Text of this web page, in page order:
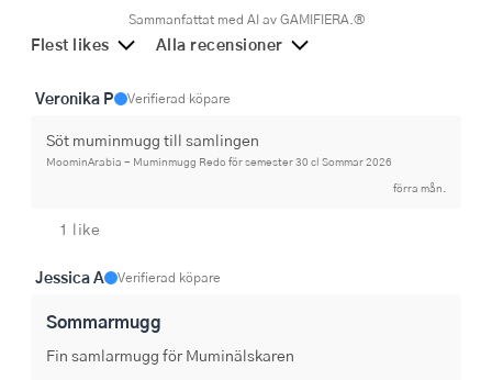
Sammanfattat med AI av GAMIFIERA.®
Flest likes Alla recensioner
Veronika P Verifierad köpare
Söt muminmugg till samlingen
MoominArabia - Muminmugg Redo för semester 30 cl Sommar 2026
förra mån.
1 like
Jessica A Verifierad köpare
Sommarmugg
Fin samlarmugg för Muminälskaren